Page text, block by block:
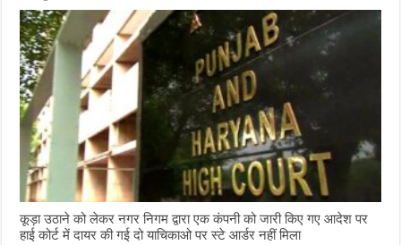
कूड़ा उठाने को लेकर नगर निगम द्वारा एक कंपनी को जारी किए गए आदेश पर
हाई कोर्ट में दायर की गई दो याचिकाओ पर स्टे आर्डर नहीं मिला